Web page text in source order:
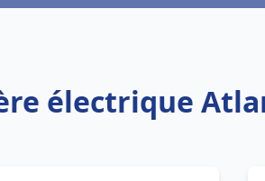
électrique